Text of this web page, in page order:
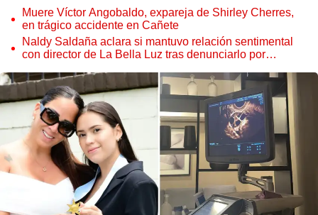
Muere Víctor Angobaldo, expareja de Shirley Cherres,
en trágico accidente en Cañete
Naldy Saldaña aclara si mantuvo relación sentimental
con director de La Bella Luz tras denunciarlo por